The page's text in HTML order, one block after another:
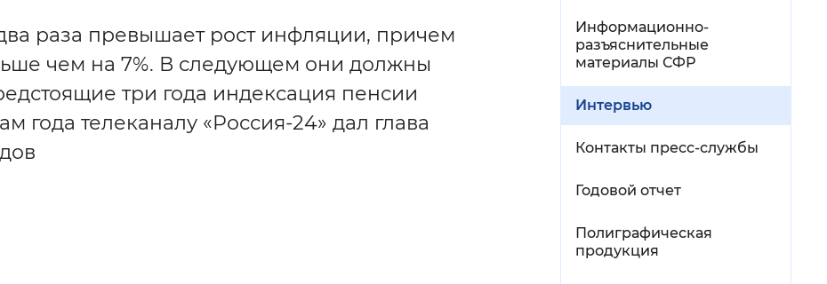
Остановить Повторить
Закрыть
раза превышает рост инфляции, причем
чем на 7%. В следующем они должны
три года индексация пенсии
года телеканалу «Россия-24» дал глава
Информационно-
разъяснительные
материалы СФР
Интервью
Контакты пресс-службы
Годовой отчет
Полиграфическая
продукция